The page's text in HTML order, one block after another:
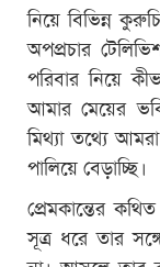
নিয়ে বিভিন্ন
অপপ্রচার
পরিবার নিয়ে
আমার মেয়ের
মিথ্যা তথ্যে
পালিয়ে বেড়াচ্ছি।
প্রেমকান্তের
সূত্র ধরে তার